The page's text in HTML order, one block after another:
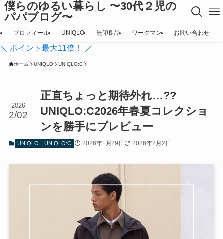
僕らのゆるい暮らし 〜30代２児の
パパブログ〜
プロフィール UNIQLO 無印良品 ワークマン お問い合わせ
＼ ポイント最大11倍！ ／
ホーム UNIQLO UNIQLO:C
正直ちょっと期待外れ…??
UNIQLO:C2026年春夏コレクショ
ンを勝手にプレビュー
2026
2/02
UNIQLO UNIQLO:C 2026年1月29日 2026年2月2日